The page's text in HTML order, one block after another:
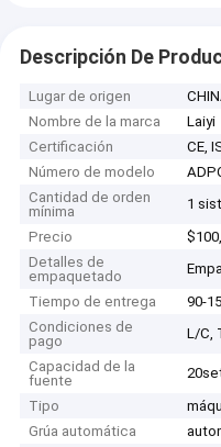
Descripción De
Lugar de origen
Nombre de la marca
Laiyi
Certificación
CE,
Número de modelo
Cantidad de orden
mínima
1
Precio
Detalles de
empaquetado
Tiempo de entrega
90-
Condiciones de
pago
L/C,
Capacidad de la
fuente
Tipo
Grúa automática